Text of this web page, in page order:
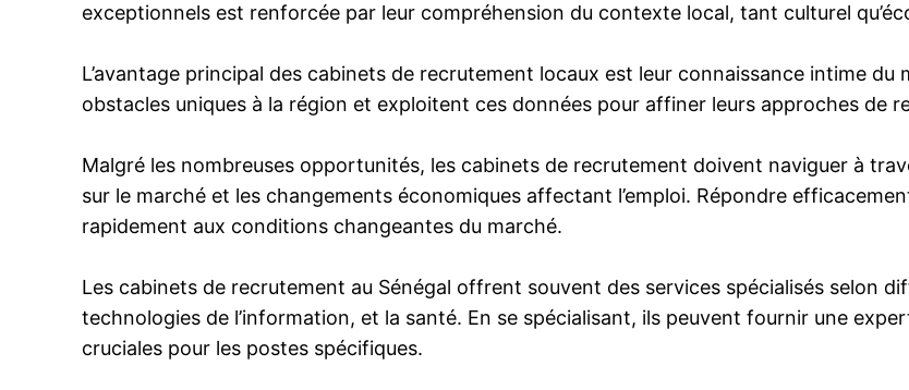
exceptionnels est renforcée par leur compréhension du contexte local, tant culturel
L’avantage principal des cabinets de recrutement locaux est leur connaissance intime
obstacles uniques à la région et exploitent ces données pour affiner leurs approches de
Malgré les nombreuses opportunités, les cabinets de recrutement doivent naviguer à
sur le marché et les changements économiques affectant l’emploi. Répondre
rapidement aux conditions changeantes du marché.
Les cabinets de recrutement au Sénégal offrent souvent des services spécialisés selon
technologies de l’information, et la santé. En se spécialisant, ils peuvent fournir une
cruciales pour les postes spécifiques.